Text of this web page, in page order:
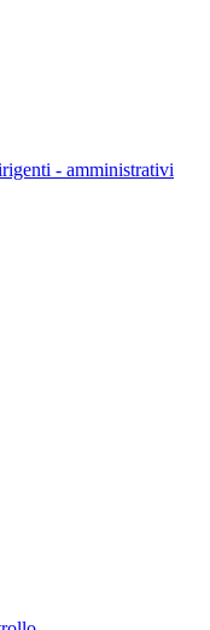
- amministrativi